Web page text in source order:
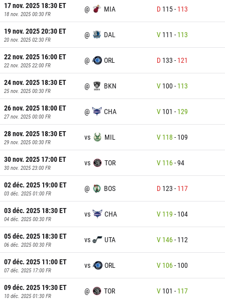
17 nov. 2025 18:30ET
18 nov. 2025 00:30 FR
@ MIA D 115- 113
19 nov. 2025 20:30ET
20 nov. 2025 02:30 FR
@ DAL V 111 - 113
22 nov. 2025 16:00ET
22 nov. 2025 22:00 FR
@ ORL D 133 - 121
24 nov. 2025 18:30ET
25 nov. 2025 00:30 FR
@ BKN V 100- 113
26 nov. 2025 18:00ET
27 nov. 2025 00:00 FR
@ CHA V 101 - 129
28 nov. 2025 18:30ET
29 nov. 2025 00:30 FR
vs MIL V 118 - 109
30 nov. 2025 17:00ET
30 nov. 2025 23:00 FR
vs TOR V 116-94
02 déc. 2025 19:00ET
03 déc. 2025 01:00 FR
@ BOS D 123 - 117
03 déc. 2025 18:30ET
04 déc. 2025 00:30 FR
vs CHA V 119 - 104
05 déc. 2025 18:30ET
06 déc. 2025 00:30 FR
vs UTA V 146- 112
07 déc. 2025 11:00ET
07 déc. 2025 17:00 FR
vs ORL V 106- 100
09 déc. 2025 19:30ET
10 déc. 2025 01:30 FR
@ TOR V 101 - 117